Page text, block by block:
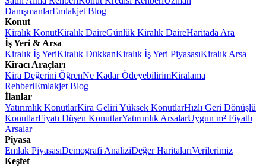
DanışmanlarEmlakjet Blog
Konut
Kiralık KonutKiralık DaireGünlük Kiralık DaireHaritada Ara
İş Yeri & Arsa
Kiralık İş YeriKiralık DükkanKiralık İş Yeri PiyasasıKiralık Arsa
Kiracı Araçları
Kira Değerini ÖğrenNe Kadar ÖdeyebilirimKiralama
RehberiEmlakjet Blog
İlanlar
Yatırımlık KonutlarKira Geliri Yüksek KonutlarHızlı Geri Dönüşlü
KonutlarFiyatı Düşen KonutlarYatırımlık ArsalarUygun m² Fiyatlı
Arsalar
Piyasa
Emlak PiyasasıDemografi AnaliziDeğer HaritalarıVerilerimiz
Keşfet